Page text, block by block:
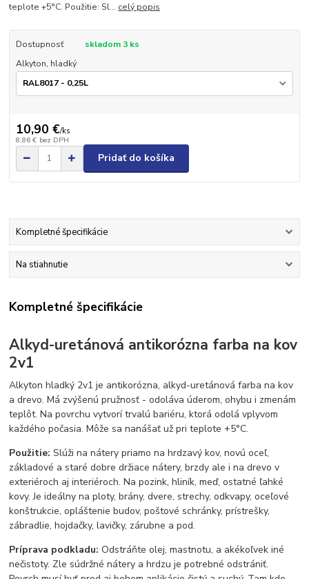
teplote +5°C. Použitie: Sl... celý popis
Dostupnosť
skladom 3 ks
Alkyton, hladký
10,90 €/ks
8,86 € bez DPH
Pridať do košíka
Kompletné špecifikácie
Na stiahnutie
Kompletné špecifikácie
Alkyd-uretánová antikorózna farba na kov
2v1
Alkyton hladký 2v1 je antikorózna, alkyd-uretánová farba na kov
a drevo. Má zvýšenú pružnosť - odoláva úderom, ohybu i zmenám
teplôt. Na povrchu vytvorí trvalú bariéru, ktorá odolá vplyvom
každého počasia. Môže sa nanášať už pri teplote +5°C.
Použitie: Slúži na nátery priamo na hrdzavý kov, novú oceľ,
základové a staré dobre držiace nátery, brzdy ale i na drevo v
exteriéroch aj interiéroch. Na pozink, hliník, meď, ostatné ľahké
kovy.Je ideálny na ploty, brány, dvere, strechy, odkvapy, oceľové
konštrukcie, opláštenie budov, poštové schránky, prístrešky,
zábradlie, hojdačky, lavičky, zárubne a pod.
Príprava podkladu:Odstráňte olej, mastnotu, a akékoľvek iné
nečistoty. Zle súdržné nátery a hrdzu je potrebné odstrániť.